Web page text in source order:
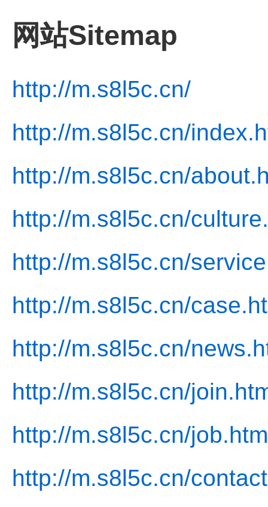
网站Sitemap
http://m.s8l5c.cn/
http://m.s8l5c.cn/
http://m.s8l5c.cn/
http://m.s8l5c.cn/
http://m.s8l5c.cn/
http://m.s8l5c.cn/
http://m.s8l5c.cn/
http://m.s8l5c.cn/
http://m.s8l5c.cn/
http://m.s8l5c.cn/